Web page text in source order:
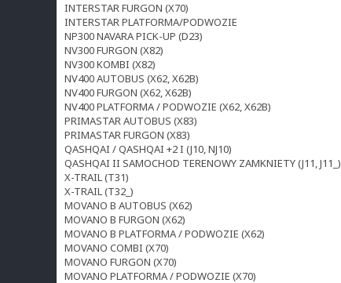
INTERSTAR FURGON (X70)
INTERSTAR PLATFORMA/PODWOZIE
NP300 NAVARA PICK-UP (D23)
NV300 FURGON (X82)
NV300 KOMBI (X82)
NV400 AUTOBUS (X62, X62B)
NV400 FURGON (X62, X62B)
NV400 PLATFORMA / PODWOZIE (X62, X62B)
PRIMASTAR AUTOBUS (X83)
PRIMASTAR FURGON (X83)
QASHQAI / QASHQAI +2 I (J10, NJ10)
QASHQAI II SAMOCHOD TERENOWY ZAMKNIETY (J11, J11_)
X-TRAIL (T31)
X-TRAIL (T32_)
MOVANO B AUTOBUS (X62)
MOVANO B FURGON (X62)
MOVANO B PLATFORMA / PODWOZIE (X62)
MOVANO COMBI (X70)
MOVANO FURGON (X70)
MOVANO PLATFORMA / PODWOZIE (X70)